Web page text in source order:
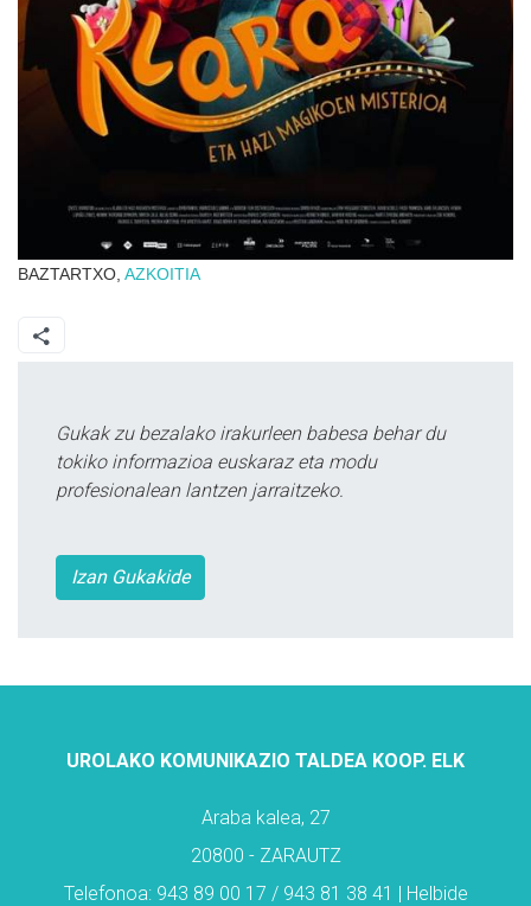
BAZTARTXO, AZKOITIA
Gukak zu bezalako irakurleen babesa behar du
tokiko informazioa euskaraz eta modu
profesionalean lantzen jarraitzeko.
Izan Gukakide
UROLAKO KOMUNIKAZIO TALDEA KOOP. ELK
Araba kalea, 27
20800 - ZARAUTZ
Telefonoa: 943 89 00 17 / 943 81 38 41 | Helbide